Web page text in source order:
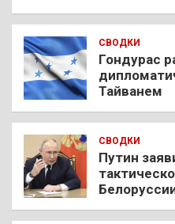
СВОДКИ
Гондурас
Тайванем
СВОДКИ
Путин